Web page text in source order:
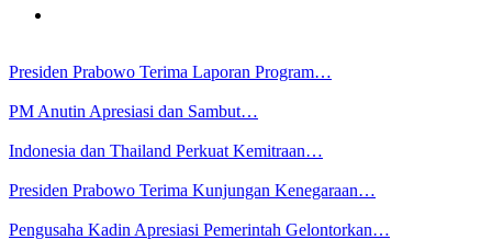
Presiden Prabowo Terima Laporan Program…
PM Anutin Apresiasi dan Sambut…
Indonesia dan Thailand Perkuat Kemitraan…
Presiden Prabowo Terima Kunjungan Kenegaraan…
Pengusaha Kadin Apresiasi Pemerintah Gelontorkan…